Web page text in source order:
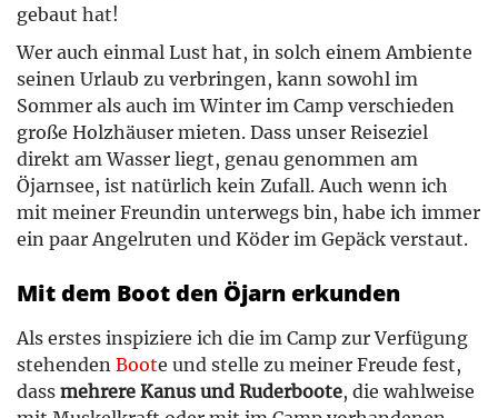
gebaut hat!
Wer auch einmal Lust hat, in solch einem Ambiente
seinen Urlaub zu verbringen, kann sowohl im
Sommer als auch im Winter im Camp verschieden
große Holzhäuser mieten. Dass unser Reiseziel
direkt am Wasser liegt, genau genommen am
Öjarnsee, ist natürlich kein Zufall. Auch wenn ich
mit meiner Freundin unterwegs bin, habe ich immer
ein paar Angelruten und Köder im Gepäck verstaut.
Mit dem Boot den Öjarn erkunden
Als erstes inspiziere ich die im Camp zur Verfügung
stehenden Boote und stelle zu meiner Freude fest,
dass mehrere Kanus und Ruderboote, die wahlweise